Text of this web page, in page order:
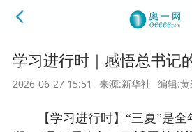
学习进行时｜感悟总书记
2026-06-27 15:51 来源:新华社 编辑:黄
【学习进行时】“三夏”是